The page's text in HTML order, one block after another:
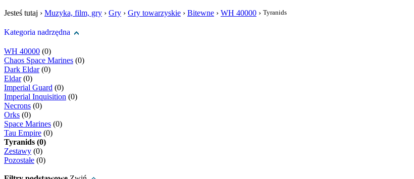
Jesteś tutaj › Muzyka, film, gry › Gry › Gry towarzyskie › Bitewne › WH 40000 › Tyranids
Kategoria nadrzędna
WH 40000 (0)
Chaos Space Marines (0)
Dark Eldar(0)
Eldar(0)
Imperial Guard (0)
Imperial Inquisition (0)
Necrons (0)
Orks (0)
Space Marines (0)
Tau Empire (0)
Tyranids (0)
Zestawy (0)
Pozostałe (0)